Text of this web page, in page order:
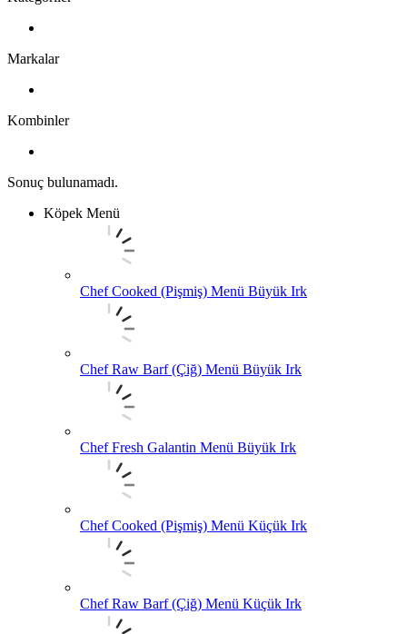
Markalar
Kombinler
Sonuç bulunamadı.
Köpek Menü
Chef Cooked (Pişmiş) Menü Büyük Irk
Chef Raw Barf (Çiğ) Menü Büyük Irk
Chef Fresh Galantin Menü Büyük Irk
Chef Cooked (Pişmiş) Menü Küçük Irk
Chef Raw Barf (Çiğ) Menü Küçük Irk